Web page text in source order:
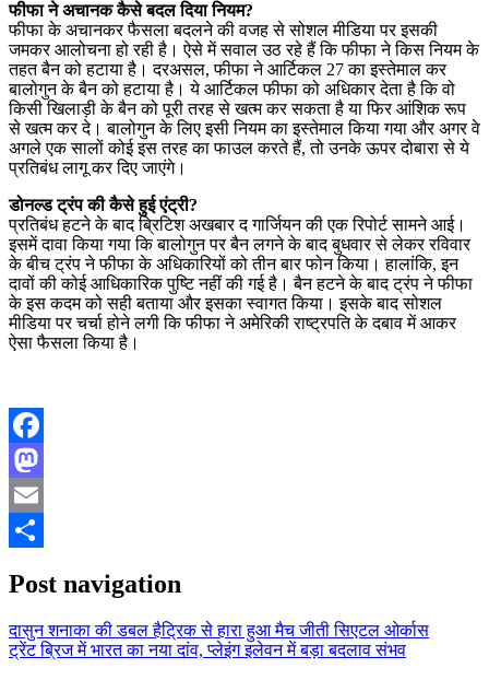
फीफा ने अचानक कैसे बदल दिया नियम?
फीफा के अचानकर फैसला बदलने की वजह से सोशल मीडिया पर इसकी
जमकर आलोचना हो रही है। ऐसे में सवाल उठ रहे हैं कि फीफा ने किस नियम के
तहत बैन को हटाया है। दरअसल, फीफा ने आर्टिकल 27 का इस्तेमाल कर
बालोगुन के बैन को हटाया है। ये आर्टिकल फीफा को अधिकार देता है कि वो
किसी खिलाड़ी के बैन को पूरी तरह से खत्म कर सकता है या फिर आंशिक रूप
से खत्म कर दे। बालोगुन के लिए इसी नियम का इस्तेमाल किया गया और अगर वे
अगले एक सालों कोई इस तरह का फाउल करते हैं, तो उनके ऊपर दोबारा से ये
प्रतिबंध लागू कर दिए जाएंगे।
डोनल्ड ट्रंप की कैसे हुई एंट्री?
प्रतिबंध हटने के बाद ब्रिटिश अखबार द गार्जियन की एक रिपोर्ट सामने आई।
इसमें दावा किया गया कि बालोगुन पर बैन लगने के बाद बुधवार से लेकर रविवार
के बीच ट्रंप ने फीफा के अधिकारियों को तीन बार फोन किया। हालांकि, इन
दावों की कोई आधिकारिक पुष्टि नहीं की गई है। बैन हटने के बाद ट्रंप ने फीफा
के इस कदम को सही बताया और इसका स्वागत किया। इसके बाद सोशल
मीडिया पर चर्चा होने लगी कि फीफा ने अमेरिकी राष्ट्रपति के दबाव में आकर
ऐसा फैसला किया है।
Facebook
Mastodon
Email
Post navigation
दासुन शनाका की डबल हैट्रिक से हारा हुआ मैच जीती सिएटल ओर्कास
ट्रेंट ब्रिज में भारत का नया दांव, प्लेइंग इलेवन में बड़ा बदलाव संभव